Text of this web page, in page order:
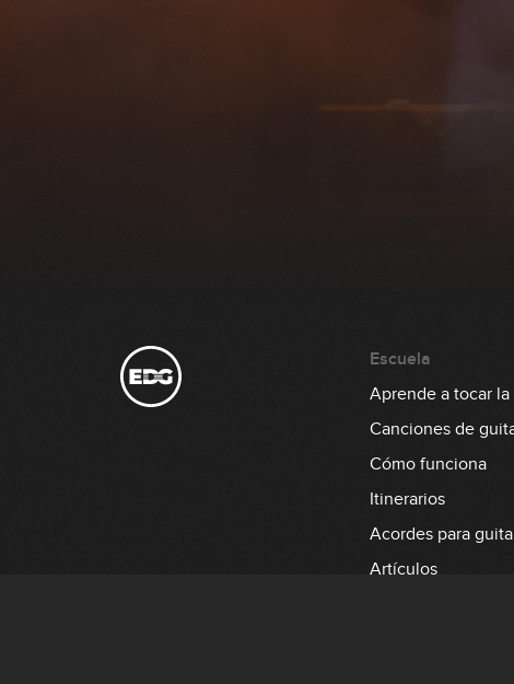
Escuela
Aprende a tocar
Canciones de
Cómo funciona
Itinerarios
Acordes para
Artículos